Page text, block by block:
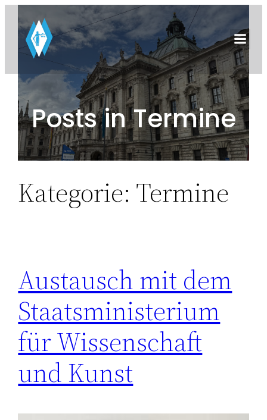
Zum
Inhalt
springen
Posts in Termine
Kategorie: Termine
Austausch mit dem
Staatsministerium
für Wissenschaft
und Kunst